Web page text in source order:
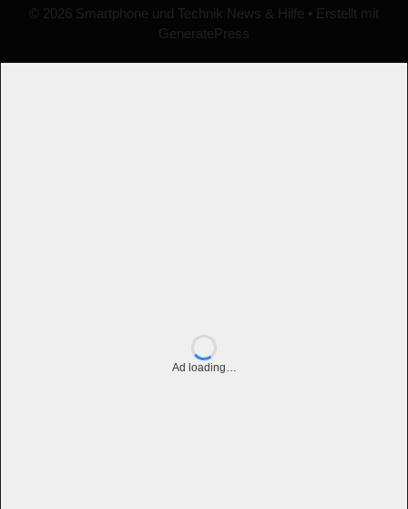
© 2026 Smartphone und Technik News & Hilfe • Erstellt mit
GeneratePress
Ad loading…